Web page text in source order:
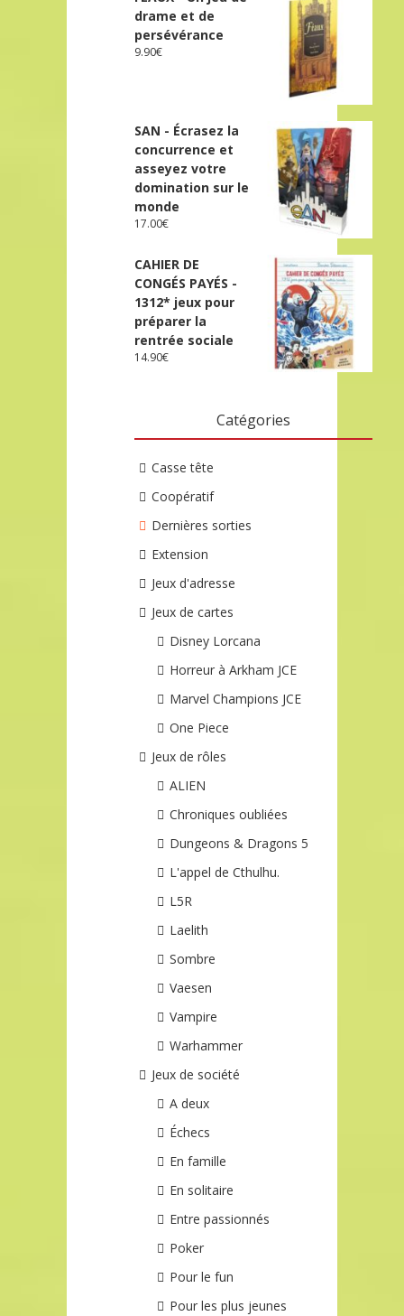
drame et de
persévérance
9.90€
SAN - Écrasez la
concurrence et
asseyez votre
domination sur le
monde
17.00€
CAHIER DE
CONGÉS PAYÉS -
1312* jeux pour
préparer la
rentrée sociale
14.90€
Catégories
Casse tête
Coopératif
Dernières sorties
Extension
Jeux d'adresse
Jeux de cartes
Disney Lorcana
Horreur à Arkham JCE
Marvel Champions JCE
One Piece
Jeux de rôles
ALIEN
Chroniques oubliées
Dungeons & Dragons 5
L'appel de Cthulhu.
L5R
Laelith
Sombre
Vaesen
Vampire
Warhammer
Jeux de société
A deux
Échecs
En famille
En solitaire
Entre passionnés
Poker
Pour le fun
Pour les plus jeunes